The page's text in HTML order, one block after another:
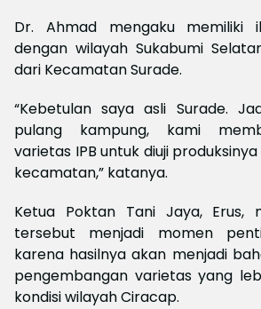
Dr. Ahmad mengaku memiliki
dengan wilayah Sukabumi
dari Kecamatan Surade.
“Kebetulan saya asli Surade.
pulang kampung, kami
varietas IPB untuk diuji
kecamatan,” katanya.
Ketua Poktan Tani Jaya, Erus,
tersebut menjadi momen
karena hasilnya akan menjadi
pengembangan varietas yang
kondisi wilayah Ciracap.